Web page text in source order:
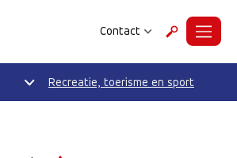
Contact ZoekenMenu
Recreatie, toerisme en sport